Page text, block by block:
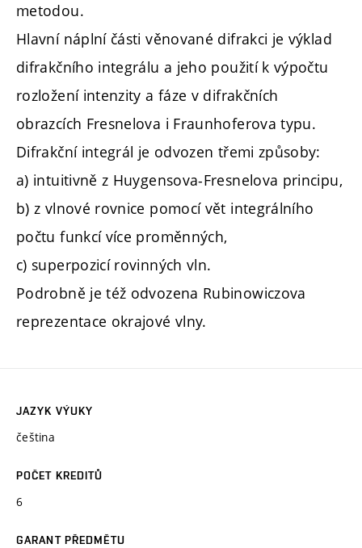
metodou.
Hlavní náplní části věnované difrakci je výklad
difrakčního integrálu a jeho použití k výpočtu
rozložení intenzity a fáze v difrakčních
obrazcích Fresnelova i Fraunhoferova typu.
Difrakční integrál je odvozen třemi způsoby:
a) intuitivně z Huygensova-Fresnelova principu,
b) z vlnové rovnice pomocí vět integrálního
počtu funkcí více proměnných,
c) superpozicí rovinných vln.
Podrobně je též odvozena Rubinowiczova
reprezentace okrajové vlny.
JAZYK VÝUKY
čeština
POČET KREDITŮ
6
GARANT PŘEDMĚTU